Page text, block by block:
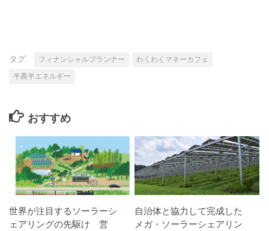
タグ: フィナンシャルプランナー
わくわくマネーカフェ
半農半エネルギー
おすすめ
世界が注目するソーラーシ
ェアリングの先駆け 営
自治体と協力して完成した
メガ・ソーラーシェアリン